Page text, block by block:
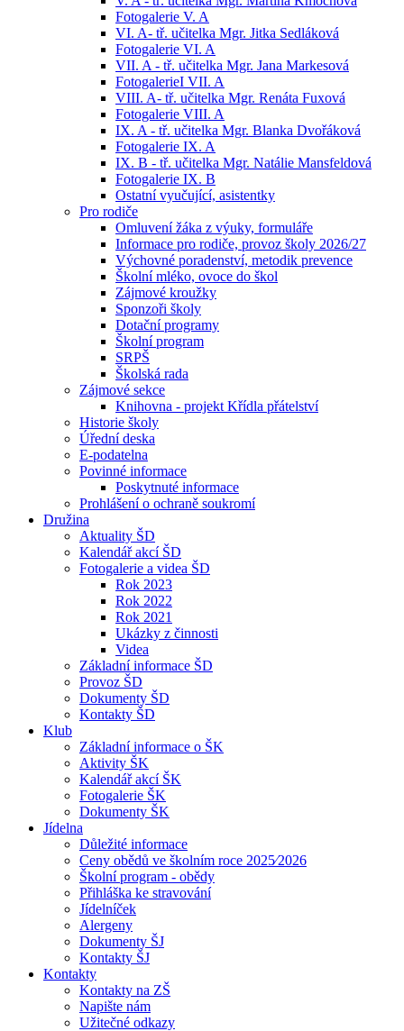
Fotogalerie V. A
VI. A- tř. učitelka Mgr. Jitka Sedláková
Fotogalerie VI. A
VII. A - tř. učitelka Mgr. Jana Markesová
FotogalerieI VII. A
VIII. A- tř. učitelka Mgr. Renáta Fuxová
Fotogalerie VIII. A
IX. A - tř. učitelka Mgr. Blanka Dvořáková
Fotogalerie IX. A
IX. B - tř. učitelka Mgr. Natálie Mansfeldová
Fotogalerie IX. B
Ostatní vyučující, asistentky
Pro rodiče
Omluvení žáka z výuky, formuláře
Informace pro rodiče, provoz školy 2026/27
Výchovné poradenství, metodik prevence
Školní mléko, ovoce do škol
Zájmové kroužky
Sponzoři školy
Dotační programy
Školní program
SRPŠ
Školská rada
Zájmové sekce
Knihovna - projekt Křídla přátelství
Historie školy
Úřední deska
E-podatelna
Povinné informace
Poskytnuté informace
Prohlášení o ochraně soukromí
Družina
Aktuality ŠD
Kalendář akcí ŠD
Fotogalerie a videa ŠD
Rok 2023
Rok 2022
Rok 2021
Ukázky z činnosti
Videa
Základní informace ŠD
Provoz ŠD
Dokumenty ŠD
Kontakty ŠD
Klub
Základní informace o ŠK
Aktivity ŠK
Kalendář akcí ŠK
Fotogalerie ŠK
Dokumenty ŠK
Jídelna
Důležité informace
Ceny obědů ve školním roce 2025⁄2026
Školní program - obědy
Přihláška ke stravování
Jídelníček
Alergeny
Dokumenty ŠJ
Kontakty ŠJ
Kontakty
Kontakty na ZŠ
Napište nám
Užitečné odkazy